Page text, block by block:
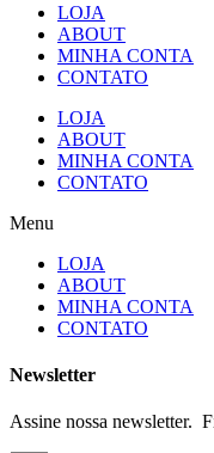
LOJA
ABOUT
MINHA CONTA
CONTATO
LOJA
ABOUT
MINHA CONTA
CONTATO
Menu
LOJA
ABOUT
MINHA CONTA
CONTATO
Newsletter
Assine nossa newsletter.